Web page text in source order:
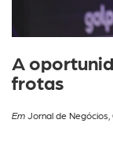
A
frotas
EmJornal de